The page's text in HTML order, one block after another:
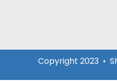
Copyright 2023 •